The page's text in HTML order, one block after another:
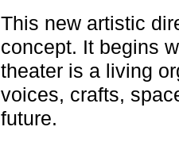
This new artistic
concept. It begins
theater is a living
voices, crafts,
future.